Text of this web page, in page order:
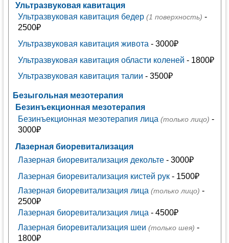
Ультразвуковая кавитация
Ультразвуковая кавитация бедер (1 поверхность) -
2500₽
Ультразвуковая кавитация живота - 3000₽
Ультразвуковая кавитация области коленей - 1800₽
Ультразвуковая кавитация талии - 3500₽
Безыгольная мезотерапия
Безинъекционная мезотерапия
Безинъекционная мезотерапия лица (только лицо) -
3000₽
Лазерная биоревитализация
Лазерная биоревитализация декольте- 3000₽
Лазерная биоревитализация кистей рук- 1500₽
Лазерная биоревитализация лица (только лицо) -
2500₽
Лазерная биоревитализация лица - 4500₽
Лазерная биоревитализация шеи (только шея) -
1800₽